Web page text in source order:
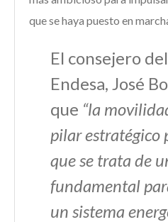
que se haya puesto en
El consejero
Endesa, José
que “la
pilar estratégico
que se trata de
fundamental
un sistema